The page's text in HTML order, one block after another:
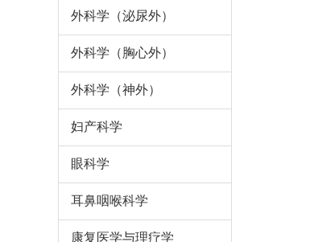
外科学（泌尿外）
外科学（胸心外）
外科学（神外）
妇产科学
眼科学
耳鼻咽喉科学
康复医学与理疗学